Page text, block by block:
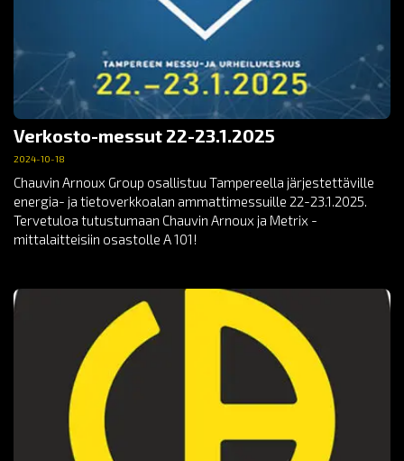
Verkosto-messut 22-23.1.2025
2024-10-18
Chauvin Arnoux Group osallistuu Tampereella järjestettäville
energia- ja tietoverkkoalan ammattimessuille 22-23.1.2025.
Tervetuloa tutustumaan Chauvin Arnoux ja Metrix -
mittalaitteisiin osastolle A 101!